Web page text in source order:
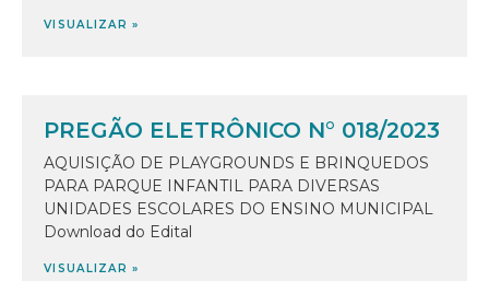
VISUALIZAR »
PREGÃO ELETRÔNICO N° 018/2023
AQUISIÇÃO DE PLAYGROUNDS E BRINQUEDOS
PARA PARQUE INFANTIL PARA DIVERSAS
UNIDADES ESCOLARES DO ENSINO MUNICIPAL
Download do Edital
VISUALIZAR »